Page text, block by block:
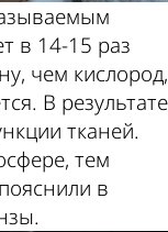
в 14-15 раз
чем кислород,
В результате
тканей.
тем
в